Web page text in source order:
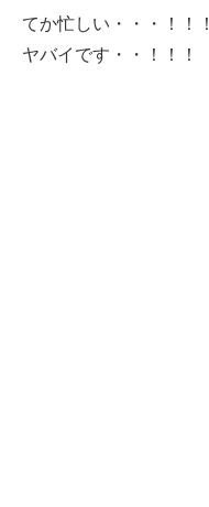
てか忙しい・・・！！！
ヤバイです・・！！！